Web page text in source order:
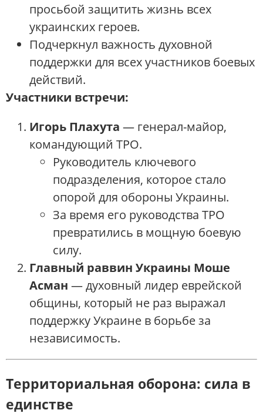
просьбой защитить жизнь всех
украинских героев.
Подчеркнул важность духовной
поддержки для всех участников боевых
действий.
Участники встречи:
Игорь Плахута — генерал-майор,
командующий ТРО.
Руководитель ключевого
подразделения, которое стало
опорой для обороны Украины.
За время его руководства ТРО
превратились в мощную боевую
силу.
Главный раввин Украины Моше
Асман — духовный лидер еврейской
общины, который не раз выражал
поддержку Украине в борьбе за
независимость.
Территориальная оборона: сила в
единстве